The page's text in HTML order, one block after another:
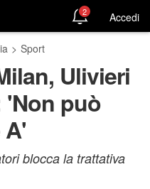
2 Accedi
> Sport
Ulivieri
'Non può
blocca la trattativa